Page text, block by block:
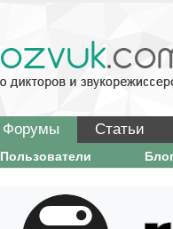
Форумы Статьи
Пользователи